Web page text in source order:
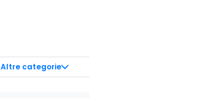
Altre categorie